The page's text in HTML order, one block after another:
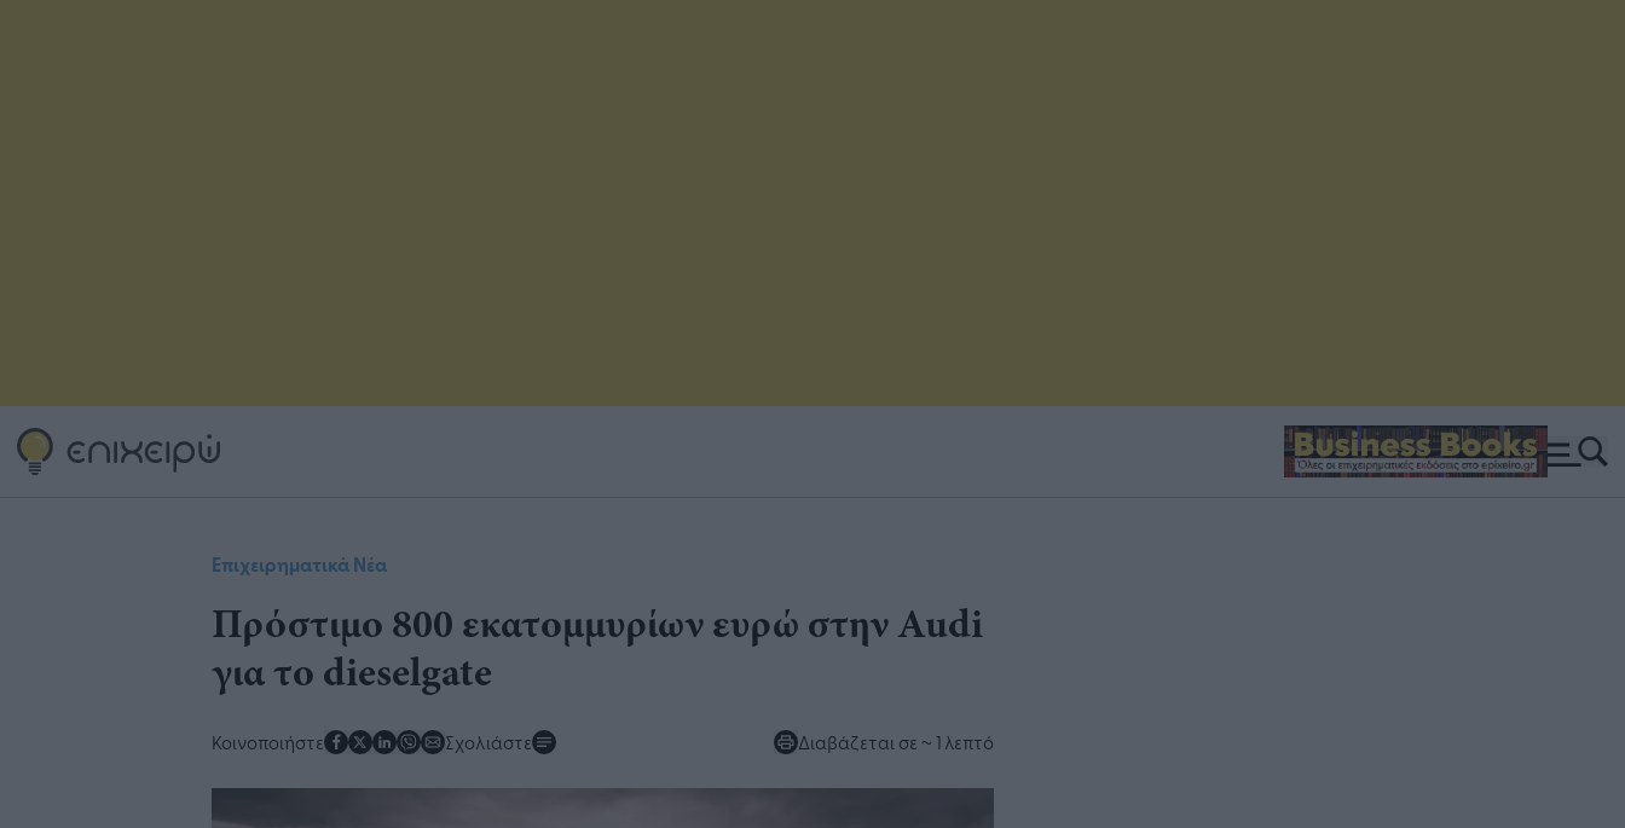
Επιχειρηματικά Νέα
Πρόστιμο 800 εκατομμυρίων ευρώ στην Audi
για το dieselgate
Κοινοποιήστε Σχολιάστε Διαβάζεται σε ~ 1 λεπτό